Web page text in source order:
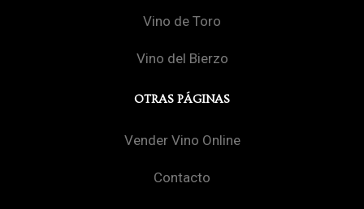
Vino de Toro
Vino del Bierzo
OTRAS PÁGINAS
Vender Vino Online
Contacto